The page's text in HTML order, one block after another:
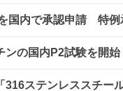
国内で承認申請 特
ンの国内P2試験を開始
316ステンレススチ